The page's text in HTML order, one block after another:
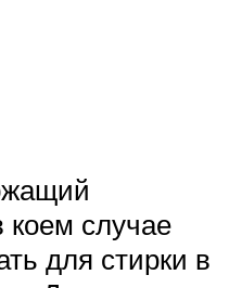
коем случае
для стирки в